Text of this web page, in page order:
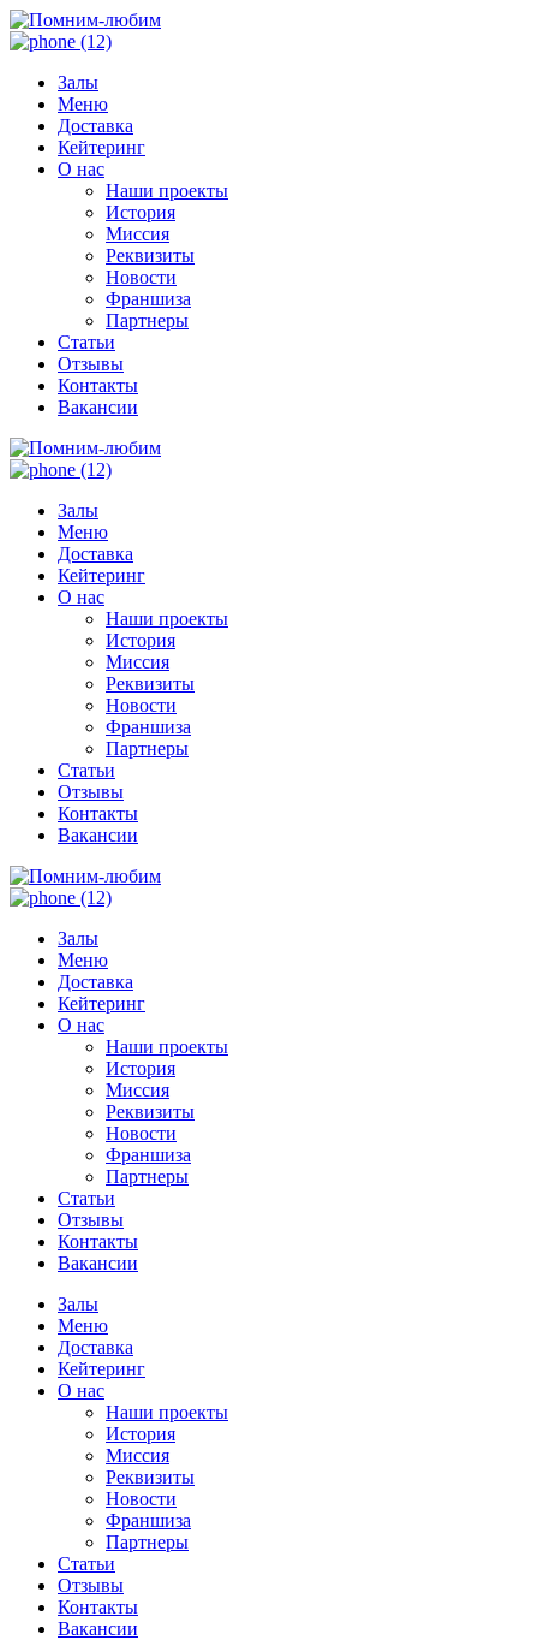
Залы
Меню
Доставка
Кейтеринг
О нас
Наши проекты
История
Миссия
Реквизиты
Новости
Франшиза
Партнеры
Статьи
Отзывы
Контакты
Вакансии
Залы
Меню
Доставка
Кейтеринг
О нас
Наши проекты
История
Миссия
Реквизиты
Новости
Франшиза
Партнеры
Статьи
Отзывы
Контакты
Вакансии
Залы
Меню
Доставка
Кейтеринг
О нас
Наши проекты
История
Миссия
Реквизиты
Новости
Франшиза
Партнеры
Статьи
Отзывы
Контакты
Вакансии
Залы
Меню
Доставка
Кейтеринг
О нас
Наши проекты
История
Миссия
Реквизиты
Новости
Франшиза
Партнеры
Статьи
Отзывы
Контакты
Вакансии